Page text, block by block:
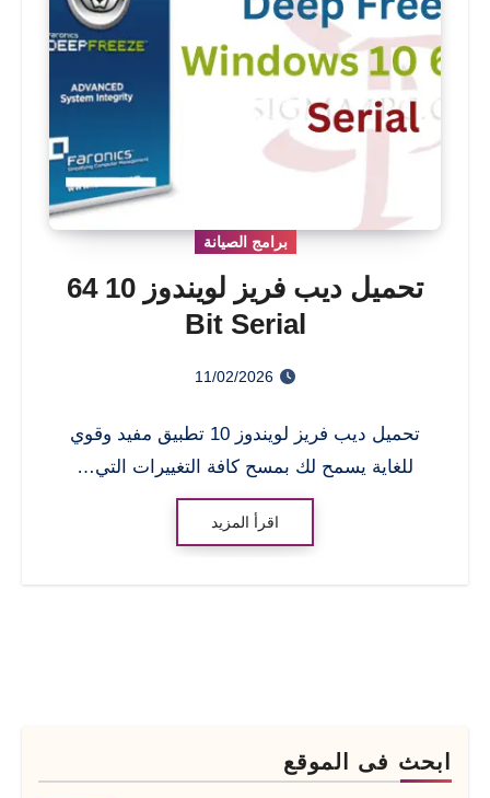
برامج الصيانة
تحميل ديب فريز لويندوز 10 64
Bit Serial
11/02/2026
تحميل ديب فريز لويندوز 10 تطبيق مفيد وقوي
للغاية يسمح لك بمسح كافة التغييرات التي…
اقرأ المزيد
ابحث فى الموقع